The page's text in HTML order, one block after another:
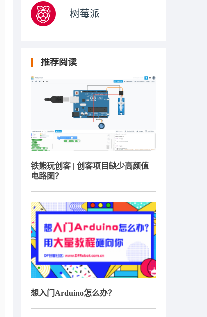
树莓派
推荐阅读
铁熊玩创客 | 创客项目缺少高颜值
电路图？
想入门Arduino怎么办？